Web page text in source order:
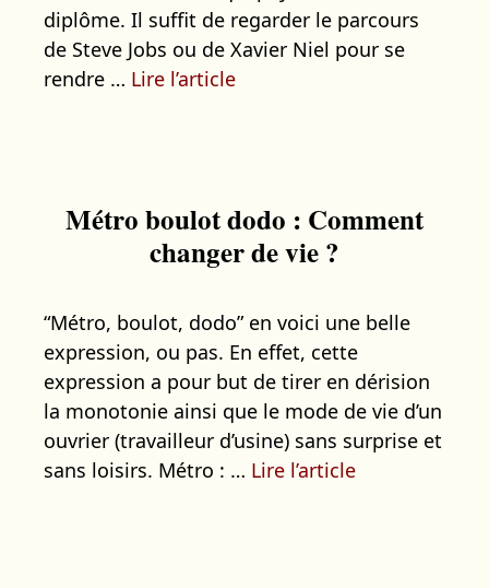
diplôme. Il suffit de regarder le parcours
de Steve Jobs ou de Xavier Niel pour se
rendre … Lire l’article
Métro boulot dodo : Comment
changer de vie ?
“Métro, boulot, dodo” en voici une belle
expression, ou pas. En effet, cette
expression a pour but de tirer en dérision
la monotonie ainsi que le mode de vie d’un
ouvrier (travailleur d’usine) sans surprise et
sans loisirs. Métro : … Lire l’article